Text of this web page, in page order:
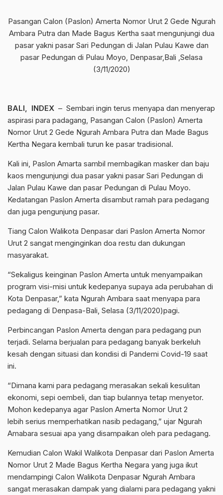
Pasangan Calon (Paslon) Amerta Nomor Urut 2 Gede Ngurah
Ambara Putra dan Made Bagus Kertha saat mengunjungi dua
pasar yakni pasar Sari Pedungan di Jalan Pulau Kawe dan
pasar Pedungan di Pulau Moyo, Denpasar,Bali ,Selasa
(3/11/2020)
BALI, INDEX – Sembari ingin terus menyapa dan menyerap
aspirasi para padagang, Pasangan Calon (Paslon) Amerta
Nomor Urut 2 Gede Ngurah Ambara Putra dan Made Bagus
Kertha Negara kembali turun ke pasar tradisional.
Kali ini, Paslon Amarta sambil membagikan masker dan baju
kaos mengunjungi dua pasar yakni pasar Sari Pedungan di
Jalan Pulau Kawe dan pasar Pedungan di Pulau Moyo.
Kedatangan Paslon Amerta disambut ramah para pedagang
dan juga pengunjung pasar.
Tiang Calon Walikota Denpasar dari Paslon Amerta Nomor
Urut 2 sangat menginginkan doa restu dan dukungan
masyarakat.
“Sekaligus keinginan Paslon Amerta untuk menyampaikan
program visi-misi untuk kedepanya supaya ada perubahan di
Kota Denpasar,” kata Ngurah Ambara saat menyapa para
pedagang di Denpasa-Bali, Selasa (3/11/2020)pagi.
Perbincangan Paslon Amerta dengan para pedagang pun
terjadi. Selama berjualan para pedagang banyak berkeluh
kesah dengan situasi dan kondisi di Pandemi Covid-19 saat
ini.
“Dimana kami para pedagang merasakan sekali kesulitan
ekonomi, sepi oembeli, dan tiap bulannya tetap menyetor.
Mohon kedepanya agar Paslon Amerta Nomor Urut 2
lebih serius memperhatikan nasib pedagang,” ujar Ngurah
Amabara sesuai apa yang disampaikan oleh para pedagang.
Kemudian Calon Wakil Walikota Denpasar dari Paslon Amerta
Nomor Urut 2 Made Bagus Kertha Negara yang juga ikut
mendampingi Calon Walikota Denpasar Ngurah Ambara
sangat merasakan dampak yang dialami para pedagang yakni